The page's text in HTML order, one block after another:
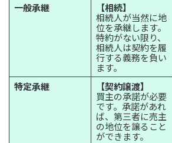
一般承継
【相続】
相続人が当然に地
位を承継します。
特約がない限り、
相続人は契約を履
行する義務を負い
ます。
特定承継
【契約譲渡】
買主の承諾が必要
です。承諾があれ
ば、第三者に売主
の地位を譲ること
ができます。